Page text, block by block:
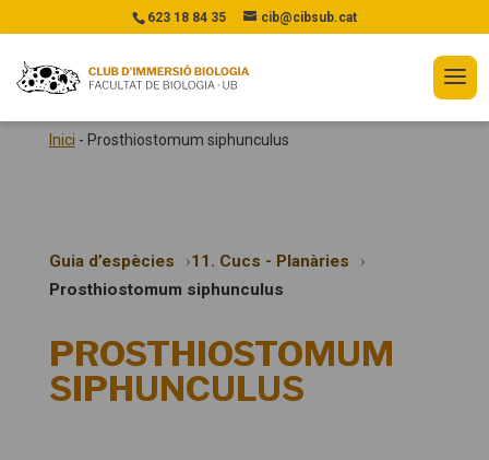
623 18 84 35 cib@cibsub.cat
Inici - Prosthiostomum siphunculus
Guia d’espècies
11. Cucs - Planàries
Prosthiostomum siphunculus
PROSTHIOSTOMUM
SIPHUNCULUS